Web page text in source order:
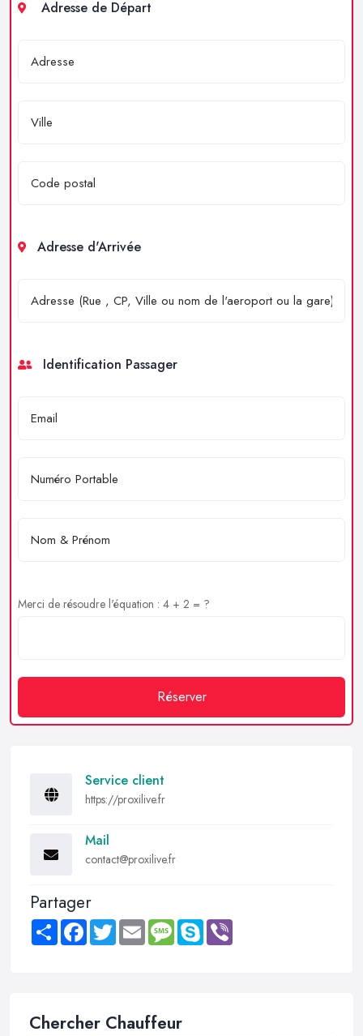
Adresse de Départ
Adresse d'Arrivée
Identification Passager
Merci de résoudre l'équation : 4 + 2 = ?
Réserver
Service client
https://proxilive.fr
Mail
contact@proxilive.fr
Partager
Share FacebookTwitter Email MessageSkype
Chercher Chauffeur